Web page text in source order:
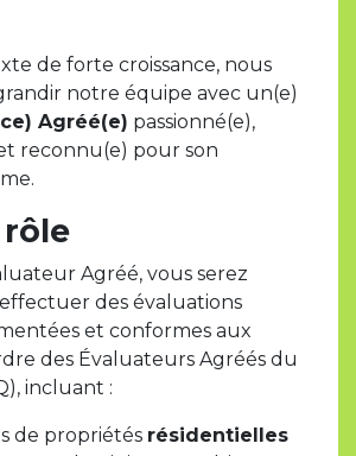
de forte croissance, nous
notre équipe avec un(e)
Agréé(e) passionné(e),
reconnu(e) pour son
Agréé, vous serez
des évaluations
et conformes aux
des Évaluateurs Agréés du
incluant :
de propriétés résidentielles